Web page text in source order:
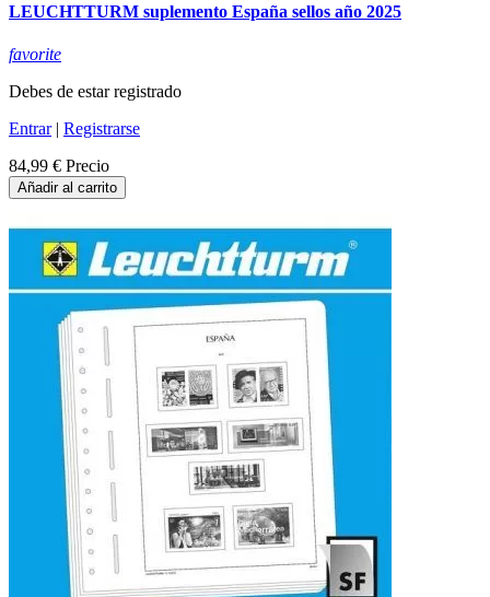
LEUCHTTURM suplemento España sellos año 2025
favorite
Debes de estar registrado
Entrar| Registrarse
84,99 € Precio
Añadir al carrito